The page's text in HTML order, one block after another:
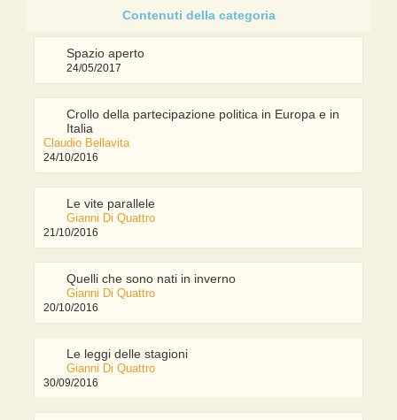
Spazio aperto
24/05/2017
Crollo della partecipazione politica in Europa e in
Italia
Claudio Bellavita
24/10/2016
Le vite parallele
Gianni Di Quattro
21/10/2016
Quelli che sono nati in inverno
Gianni Di Quattro
20/10/2016
Le leggi delle stagioni
Gianni Di Quattro
30/09/2016